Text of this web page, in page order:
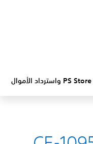
PS Store واسترداد الأموال